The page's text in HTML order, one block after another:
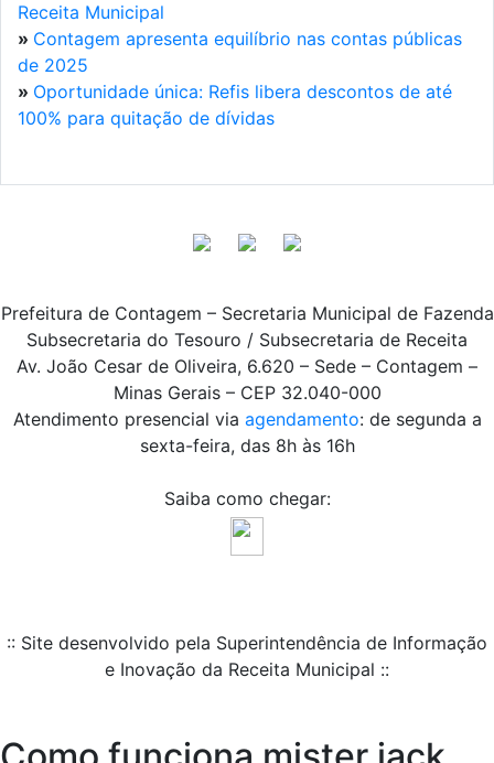
Receita Municipal
» Contagem apresenta equilíbrio nas contas públicas
de 2025
» Oportunidade única: Refis libera descontos de até
100% para quitação de dívidas
Prefeitura de Contagem – Secretaria Municipal de Fazenda
Subsecretaria do Tesouro / Subsecretaria de Receita
Av. João Cesar de Oliveira, 6.620 – Sede – Contagem –
Minas Gerais – CEP 32.040-000
Atendimento presencial via agendamento: de segunda a
sexta-feira, das 8h às 16h
Saiba como chegar:
:: Site desenvolvido pela Superintendência de Informação
e Inovação da Receita Municipal ::